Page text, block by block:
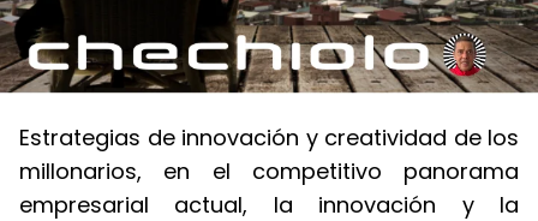
Estrategias de innovación y creatividad de los
millonarios, en el competitivo panorama
empresarial actual, la innovación y la